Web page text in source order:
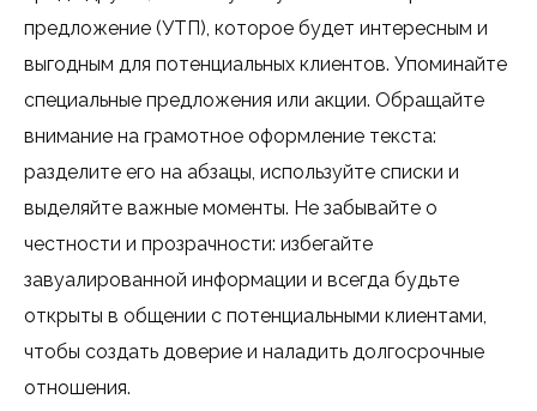
предложение (УТП), которое будет интересным и
выгодным для потенциальных клиентов. Упоминайте
специальные предложения или акции. Обращайте
внимание на грамотное оформление текста:
разделите его на абзацы, используйте списки и
выделяйте важные моменты. Не забывайте о
честности и прозрачности: избегайте
завуалированной информации и всегда будьте
открыты в общении с потенциальными клиентами,
чтобы создать доверие и наладить долгосрочные
отношения.